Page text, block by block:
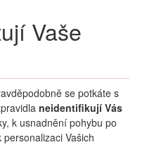
Vaše
se potkáte s
neidentifikují Vás
k usnadnění pohybu po
Vašich